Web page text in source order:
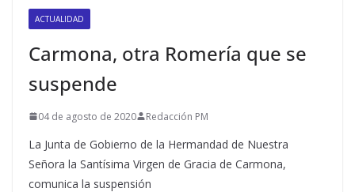
ACTUALIDAD
Carmona, otra Romería que se
suspende
04 de agosto de 2020 Redacción PM
La Junta de Gobierno de la Hermandad de Nuestra
Señora la Santísima Virgen de Gracia de Carmona,
comunica la suspensión